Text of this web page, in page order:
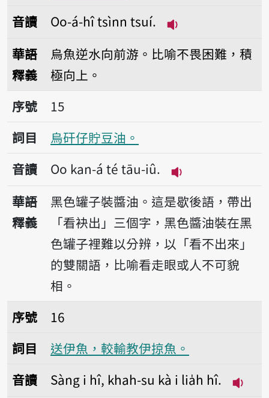
音讀
Oo-á-hî tsìnn tsuí.
華語
釋義
烏魚逆水向前游。比喻不畏困難，積
極向上。
序號15烏矸仔貯豆油。
序號
15
詞目
烏矸仔貯豆油。
音讀
Oo kan-á té tāu-iû.
播放音讀Oo
華語
釋義
黑色罐子裝醬油。這是歇後語，帶出
「看袂出」三個字，黑色醬油裝在黑
色罐子裡難以分辨，以「看不出來」
的雙關語，比喻看走眼或人不可貌
相。
序號16送伊魚，較輸教伊掠魚。
序號
16
詞目
送伊魚，較輸教伊掠魚。
音讀
Sàng i hî, khah-su kà i lia̍h hî.